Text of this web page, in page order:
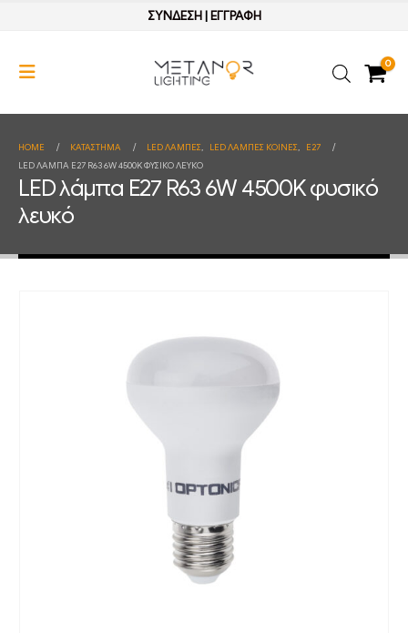
ΣΥΝΔΕΣΗ| ΕΓΓΡΑΦΗ
0
HOME ΚΑΤΆΣΤΗΜΑ LED ΛΑΜΠΕΣ, LED ΛΑΜΠΕΣ ΚΟΙΝΕΣ,
E27
LED ΛΆΜΠΑ E27 R63 6W 4500K ΦΥΣΙΚΌ ΛΕΥΚΌ
LED λάμπα E27 R63 6W 4500K φυσικό
λευκό